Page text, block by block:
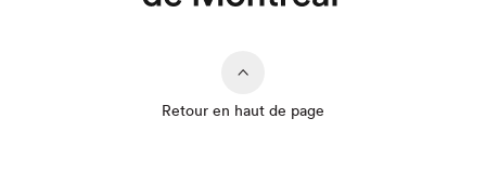
Retour en haut de page